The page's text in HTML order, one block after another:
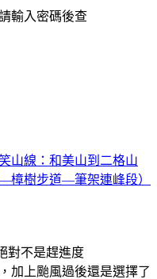
輸入密碼後查
山線：和美山到二格山
樟樹步道—筆架連峰段）
對不是趕進度
加上颱風過後還是選擇了